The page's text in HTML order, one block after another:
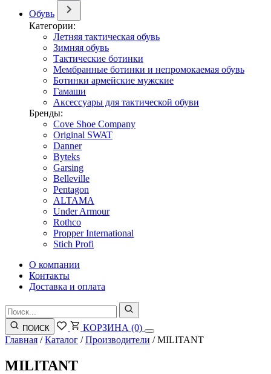
Обувь
Категории:
Летняя тактическая обувь
Зимняя обувь
Тактические ботинки
Мембранные ботинки и непромокаемая обувь
Ботинки армейские мужские
Гамаши
Аксессуары для тактической обуви
Бренды:
Cove Shoe Company
Original SWAT
Danner
Byteks
Garsing
Belleville
Pentagon
ALTAMA
Under Armour
Rothco
Propper International
Stich Profi
О компании
Контакты
Доставка и оплата
ПОИСК КОРЗИНА (0)
Главная /Каталог /Производители /MILITANT
MILITANT